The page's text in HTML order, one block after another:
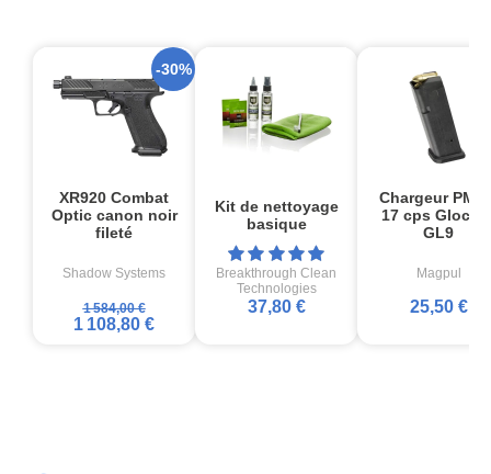
XR920 Combat
Optic canon noir
fileté
Shadow Systems
1 584,00 €
1 108,80 €
-30%
Kit de nettoyage
basique
Breakthrough Clean
Technologies
37,80 €
Chargeur
17 cps
GL9
Magpul
25,50 €